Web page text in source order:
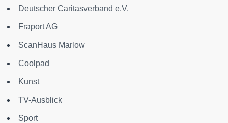
Deutscher Caritasverband e.V.
Fraport AG
ScanHaus Marlow
Coolpad
Kunst
TV-Ausblick
Sport